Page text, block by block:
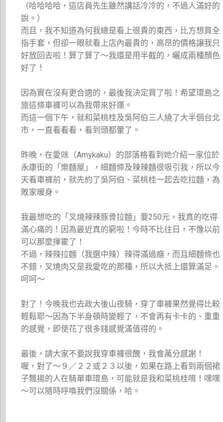
（哈哈哈哈，這店員先生雖然講話冷冷的，不過人滿好的
說。）
而且，我不知道為何我總是看上很貴的東西，比方想買全
指手套，但卻一眼就看上店內最貴的，高昂的價格讓我只
好放回去啦！算了算了～我還是用半截的，曬成兩種顏色
好了！
因為實在沒有更合適的，最後我決定買了啦！希望環島之
旅這條車褲可以為我帶來好運。
而這一個下午，就和菜桃桂及吳阿伯三人繞了大半個台北
市，一直看看看，看到頭都暈了。
昨晚，在愛咪（Amykaku）的部落格看到她介紹一家位於
永康街的「樂麵屋」，細麵條及辣辣麵很吸引我，所以今
天看車褲前，就先約了吳阿伯、菜桃桂一起去吃拉麵，為
敗家暖身。
我最想吃的「叉燒辣辣豚骨拉麵」要250元，我真的吃得
滿心痛的！因為最近真的窮啦！今時不比往日，不像以前
可以那麼揮霍了！
不過，辣辣拉麵（我選中辣）辣得滿過癮，而且細麵條也
不錯，叉燒肉又是我愛吃的那種，所以大抵上還算滿足。
呵呵～
對了！今晚我也去政大後山夜騎，穿了車褲果然覺得比較
輕鬆耶～因為下半身頓時變輕了，不會再有卡卡的、重重
的感覺，即使花了很多錢感覺滿值得的。
最後，請大家不要說我穿車褲很醜，我會萬分感謝！
喔，對了～９／２２或２３以後，如果在路上看到兩個裙
子飄揚的人在騎單車環島，可能就是我和菜桃桂唷！嘿嘿
～可以隨時呼喚我們沒關係，哈。